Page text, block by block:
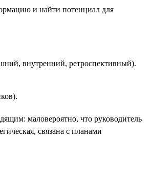
и найти потенциал для
внутренний, ретроспективный).
маловероятно, что руководитель
связана с планами